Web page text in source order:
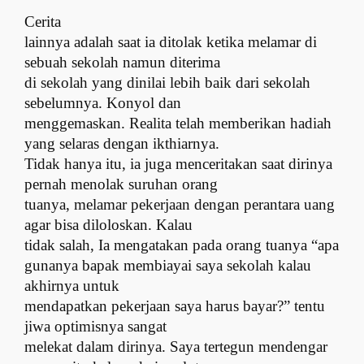
Cerita
lainnya adalah saat ia ditolak ketika melamar di
sebuah sekolah namun diterima
di sekolah yang dinilai lebih baik dari sekolah
sebelumnya. Konyol dan
menggemaskan. Realita telah memberikan hadiah
yang selaras dengan ikthiarnya.
Tidak hanya itu, ia juga menceritakan saat dirinya
pernah menolak suruhan orang
tuanya, melamar pekerjaan dengan perantara uang
agar bisa diloloskan. Kalau
tidak salah, Ia mengatakan pada orang tuanya “apa
gunanya bapak membiayai sayasekolah kalau
akhirnya untuk
mendapatkan pekerjaan saya harus bayar?”tentu
jiwa optimisnya sangat
melekat dalam dirinya. Saya tertegun mendengar